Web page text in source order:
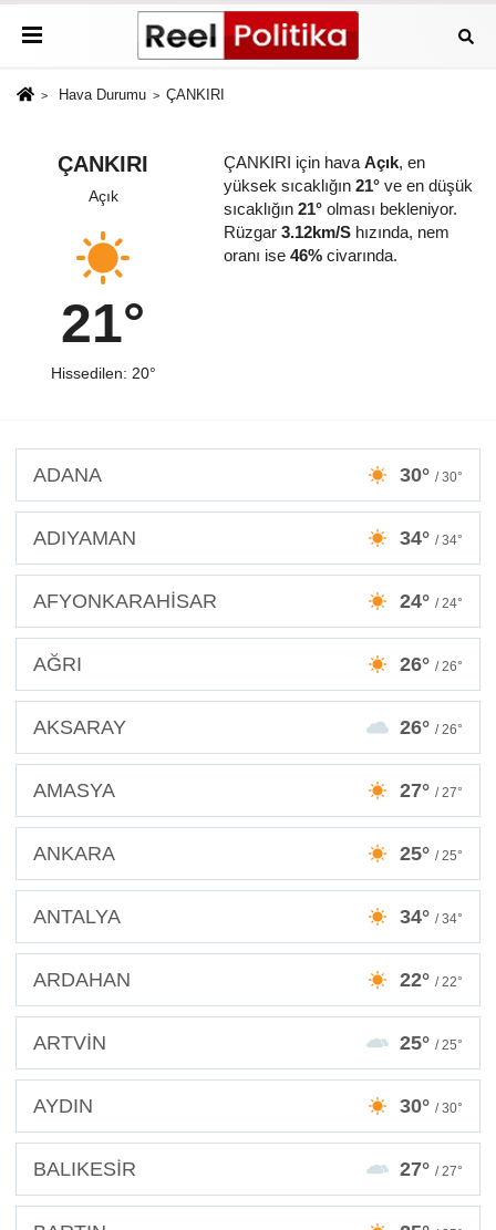
Hava Durumu ÇANKIRI
ÇANKIRI
Açık
21°
Hissedilen: 20°
ÇANKIRI için hava Açık, en
yüksek sıcaklığın 21°ve en düşük
sıcaklığın 21°olması bekleniyor.
Rüzgar 3.12km/Shızında, nem
oranı ise 46%civarında.
ADANA 30° / 30°
ADIYAMAN 34° / 34°
AFYONKARAHİSAR 24° / 24°
AĞRI 26° / 26°
AKSARAY 26° / 26°
AMASYA 27° / 27°
ANKARA 25° / 25°
ANTALYA 34° / 34°
ARDAHAN 22° / 22°
ARTVİN 25° / 25°
AYDIN 30° / 30°
BALIKESİR 27° / 27°